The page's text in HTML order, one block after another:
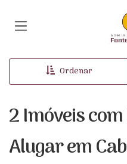
Ordenar
2 Imóveis
Alugar em